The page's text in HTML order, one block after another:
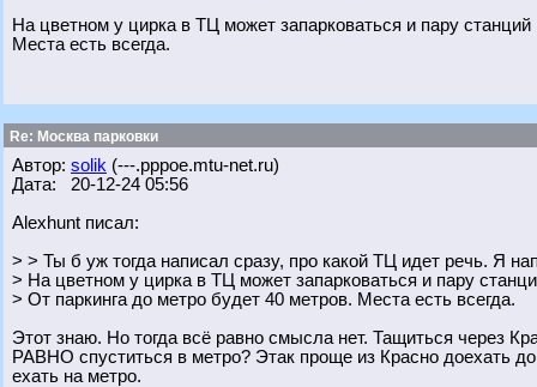
На цветном у цирка в ТЦ может запарковаться и пару
Места есть всегда.
Re: Москва парковки
Автор: solik (---.pppoe.mtu-net.ru)
Дата: 20-12-24 05:56
Alexhunt писал:
> > Ты б уж тогда написал сразу, про какой ТЦ идет речь. Я
> На цветном у цирка в ТЦ может запарковаться и пару
> От паркинга до метро будет 40 метров. Места есть всегда.
Этот знаю. Но тогда всё равно смысла нет. Тащиться через
РАВНО спуститься в метро? Этак проще из Красно доехать
ехать на метро.